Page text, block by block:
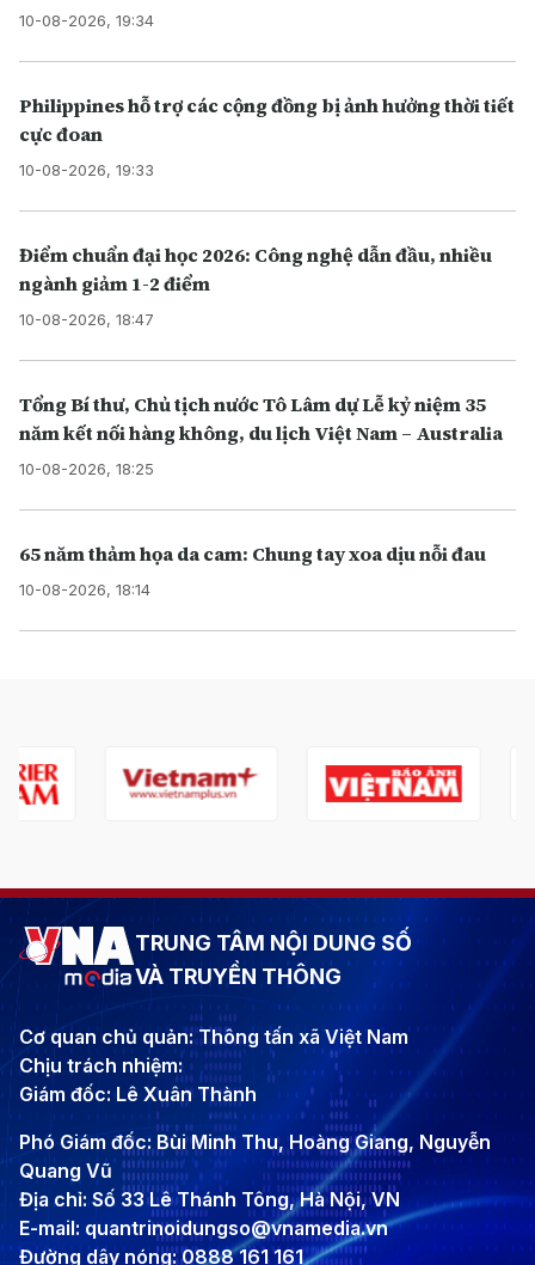
10-08-2026, 19:34
Philippines hỗ trợ các cộng đồng bị ảnh hưởng thời tiết
cực đoan
10-08-2026, 19:33
Điểm chuẩn đại học 2026: Công nghệ dẫn đầu, nhiều
ngành giảm 1-2 điểm
10-08-2026, 18:47
Tổng Bí thư, Chủ tịch nước Tô Lâm dự Lễ kỷ niệm 35
năm kết nối hàng không, du lịch Việt Nam – Australia
10-08-2026, 18:25
65 năm thảm họa da cam: Chung tay xoa dịu nỗi đau
10-08-2026, 18:14
TRUNG TÂM NỘI DUNG SỐ
VÀ TRUYỀN THÔNG
Cơ quan chủ quản: Thông tấn xã Việt Nam
Chịu trách nhiệm:
Giám đốc: Lê Xuân Thành
Phó Giám đốc: Bùi Minh Thu, Hoàng Giang, Nguyễn
Quang Vũ
Địa chỉ: Số 33 Lê Thánh Tông, Hà Nội, VN
E-mail: quantrinoidungso@vnamedia.vn
Đường dây nóng: 0888 161 161